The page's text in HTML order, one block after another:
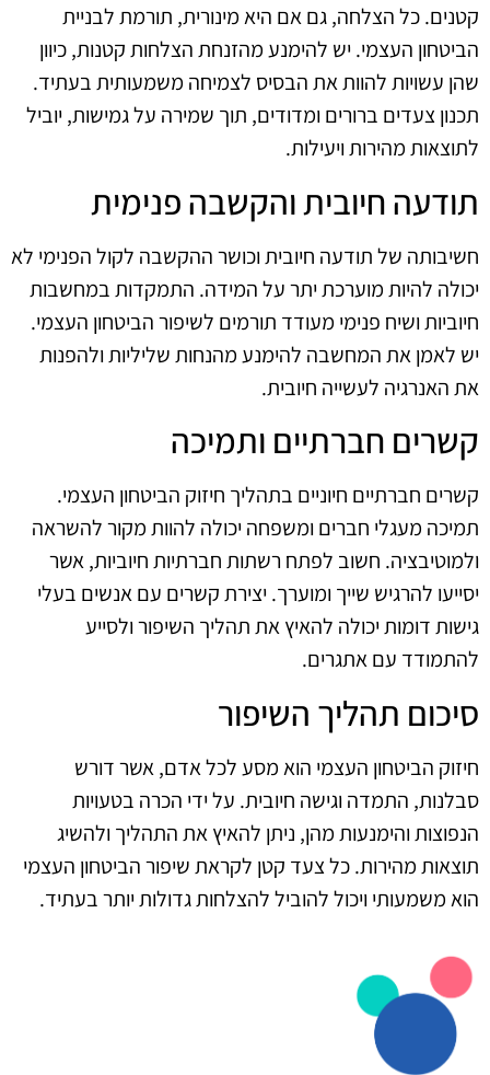
קטנים. כל הצלחה, גם אם היא מינורית, תורמת לבניית
הביטחון העצמי. יש להימנע מהזנחת הצלחות קטנות, כיוון
שהן עשויות להוות את הבסיס לצמיחה משמעותית בעתיד.
תכנון צעדים ברורים ומדודים, תוך שמירה על גמישות, יוביל
לתוצאות מהירות ויעילות.
תודעה חיובית והקשבה פנימית
חשיבותה של תודעה חיובית וכושר ההקשבה לקול הפנימי לא
יכולה להיות מוערכת יתר על המידה. התמקדות במחשבות
חיוביות ושיח פנימי מעודד תורמים לשיפור הביטחון העצמי.
יש לאמן את המחשבה להימנע מהנחות שליליות ולהפנות
את האנרגיה לעשייה חיובית.
קשרים חברתיים ותמיכה
קשרים חברתיים חיוניים בתהליך חיזוק הביטחון העצמי.
תמיכה מעגלי חברים ומשפחה יכולה להוות מקור להשראה
ולמוטיבציה. חשוב לפתח רשתות חברתיות חיוביות, אשר
יסייעו להרגיש שייך ומוערך. יצירת קשרים עם אנשים בעלי
גישות דומות יכולה להאיץ את תהליך השיפור ולסייע
להתמודד עם אתגרים.
סיכום תהליך השיפור
חיזוק הביטחון העצמי הוא מסע לכל אדם, אשר דורש
סבלנות, התמדה וגישה חיובית. על ידי הכרה בטעויות
הנפוצות והימנעות מהן, ניתן להאיץ את התהליך ולהשיג
תוצאות מהירות. כל צעד קטן לקראת שיפור הביטחון העצמי
הוא משמעותי ויכול להוביל להצלחות גדולות יותר בעתיד.